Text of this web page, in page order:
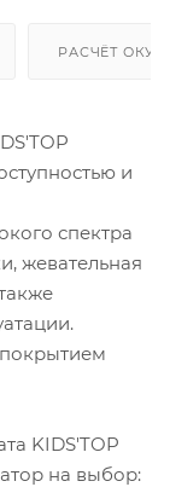
РАСЧЁТ
и
спектра
жевательная
KIDS'TOP
на выбор: